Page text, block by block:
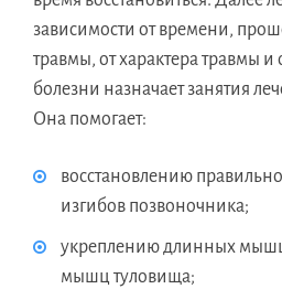
зависимости от времени,
травмы, от характера травмы и
болезни назначает занятия
Она помогает:
восстановлению
изгибов позвоночника;
укреплению длинных
мышц туловища;